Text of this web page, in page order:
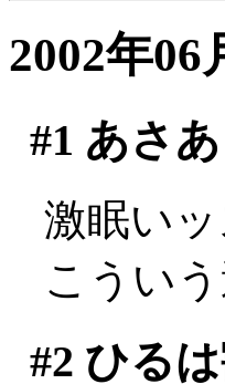
2002年06
#1 あさ
激眠いッ
こうい
#2 ひるは